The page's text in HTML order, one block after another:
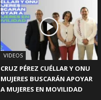
VIDEOS
CRUZ PÉREZ CUÉLLAR Y ONU
MUJERES BUSCARÁN APOYAR
A MUJERES EN MOVILIDAD